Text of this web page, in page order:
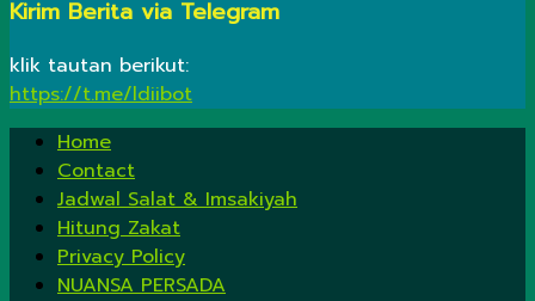
Kirim Berita via Telegram
klik tautan berikut:
https://t.me/ldiibot
Home
Contact
Jadwal Salat & Imsakiyah
Hitung Zakat
Privacy Policy
NUANSA PERSADA